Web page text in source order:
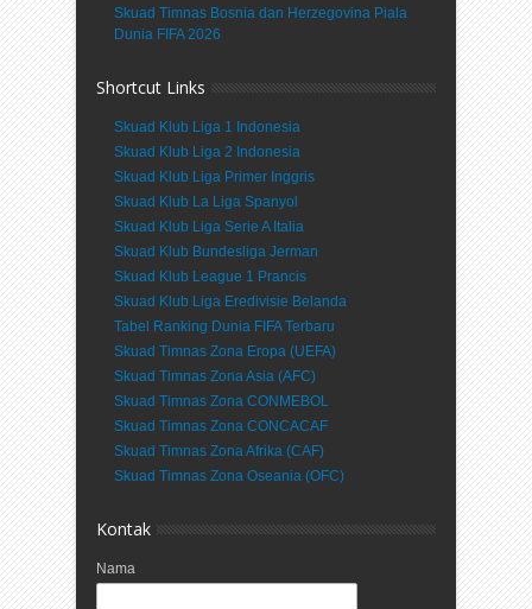
Skuad Timnas Bosnia dan Herzegovina Piala
Dunia FIFA 2026
Shortcut Links
Skuad Klub Liga 1 Indonesia
Skuad Klub Liga 2 Indonesia
Skuad Klub Liga Primer Inggris
Skuad Klub La Liga Spanyol
Skuad Klub Liga Serie A Italia
Skuad Klub Bundesliga Jerman
Skuad Klub League 1 Prancis
Skuad Klub Liga Eredivisie Belanda
Tabel Ranking Dunia FIFA Terbaru
Skuad Timnas Zona Eropa (UEFA)
Skuad Timnas Zona Asia (AFC)
Skuad Timnas Zona CONMEBOL
Skuad Timnas Zona CONCACAF
Skuad Timnas Zona Afrika (CAF)
Skuad Timnas Zona Oseania (OFC)
Kontak
Nama